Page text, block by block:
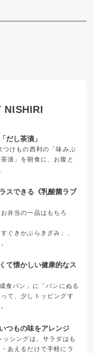
NISHIRI
だし茶漬」
けもの西利の「味みぶ
漬」を朝食に、お腹と
スできる《乳酸菌ラブ
弁当の一品はもちろ
ぐきかぶらきざみ」、
て懐かしい健康的なス
食パン」に「パンにぬる
て、少しトッピングす
つもの味をアレンジ
シングは、サラダはも
あえるだけで手軽にラ